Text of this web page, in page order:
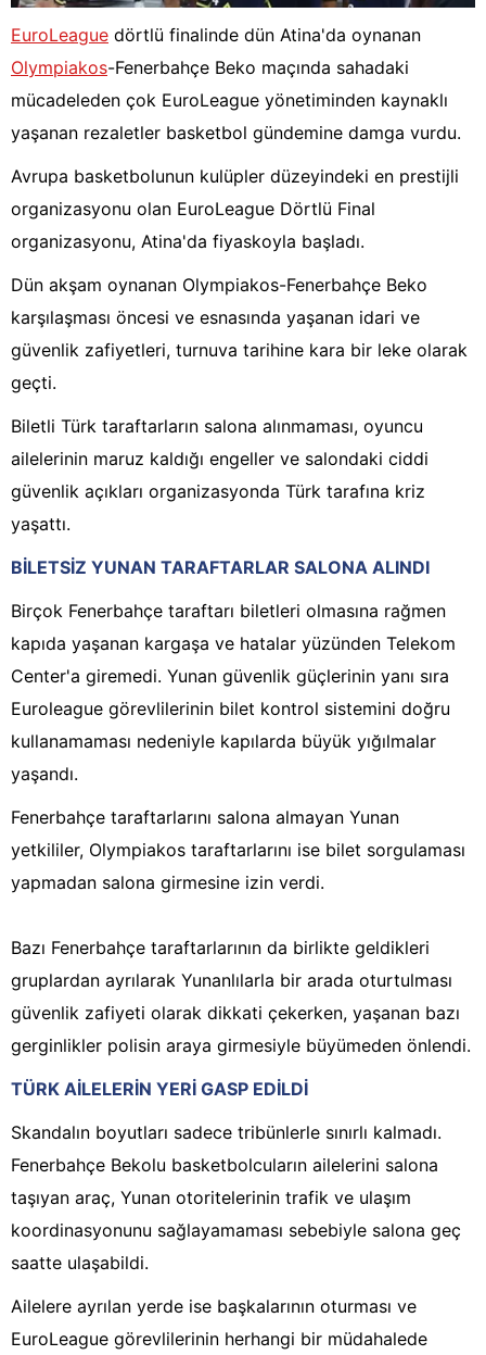
EuroLeague dörtlü finalinde dün Atina'da oynanan
Olympiakos-Fenerbahçe Beko maçında sahadaki
mücadeleden çok EuroLeague yönetiminden kaynaklı
yaşanan rezaletler basketbol gündemine damga vurdu.
Avrupa basketbolunun kulüpler düzeyindeki en prestijli
organizasyonu olan EuroLeague Dörtlü Final
organizasyonu, Atina'da fiyaskoyla başladı.
Dün akşam oynanan Olympiakos-Fenerbahçe Beko
karşılaşması öncesi ve esnasında yaşanan idari ve
güvenlik zafiyetleri, turnuva tarihine kara bir leke olarak
geçti.
Biletli Türk taraftarların salona alınmaması, oyuncu
ailelerinin maruz kaldığı engeller ve salondaki ciddi
güvenlik açıkları organizasyonda Türk tarafına kriz
yaşattı.
BİLETSİZ YUNAN TARAFTARLAR SALONA ALINDI
Birçok Fenerbahçe taraftarı biletleri olmasına rağmen
kapıda yaşanan kargaşa ve hatalar yüzünden Telekom
Center'a giremedi. Yunan güvenlik güçlerinin yanı sıra
Euroleague görevlilerinin bilet kontrol sistemini doğru
kullanamaması nedeniyle kapılarda büyük yığılmalar
yaşandı.
Fenerbahçe taraftarlarını salona almayan Yunan
yetkililer, Olympiakos taraftarlarını ise bilet sorgulaması
yapmadan salona girmesine izin verdi.
Bazı Fenerbahçe taraftarlarının da birlikte geldikleri
gruplardan ayrılarak Yunanlılarla bir arada oturtulması
güvenlik zafiyeti olarak dikkati çekerken, yaşanan bazı
gerginlikler polisin araya girmesiyle büyümeden önlendi.
TÜRK AİLELERİN YERİ GASP EDİLDİ
Skandalın boyutları sadece tribünlerle sınırlı kalmadı.
Fenerbahçe Bekolu basketbolcuların ailelerini salona
taşıyan araç, Yunan otoritelerinin trafik ve ulaşım
koordinasyonunu sağlayamaması sebebiyle salona geç
saatte ulaşabildi.
Ailelere ayrılan yerde ise başkalarının oturması ve
EuroLeague görevlilerinin herhangi bir müdahalede